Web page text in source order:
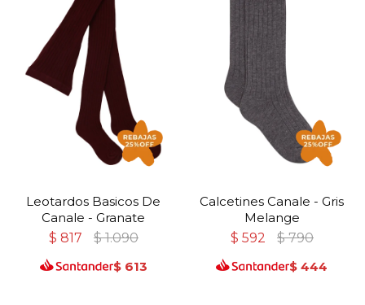
Leotardos Basicos De
Canale - Granate
$ 817 $ 1.090
$ 613
Calcetines Canale - Gris
Melange
$ 592 $ 790
$ 444